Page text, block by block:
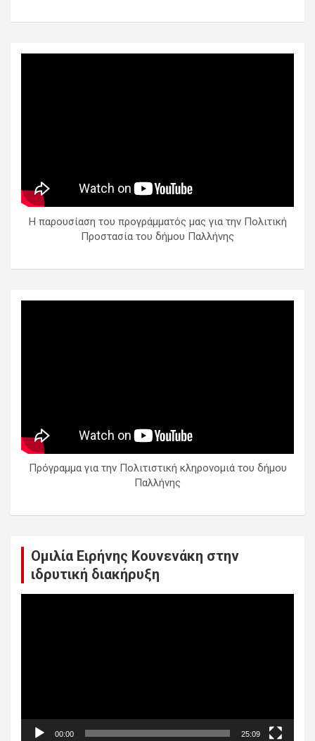
Η παρουσίαση του προγράμματός μας για την Πολιτική
Προστασία του δήμου Παλλήνης
Πρόγραμμα για την Πολιτιστική κληρονομιά του δήμου
Παλλήνης
Ομιλία Ειρήνης Κουνενάκη στην
ιδρυτική διακήρυξη
00:00 25:09